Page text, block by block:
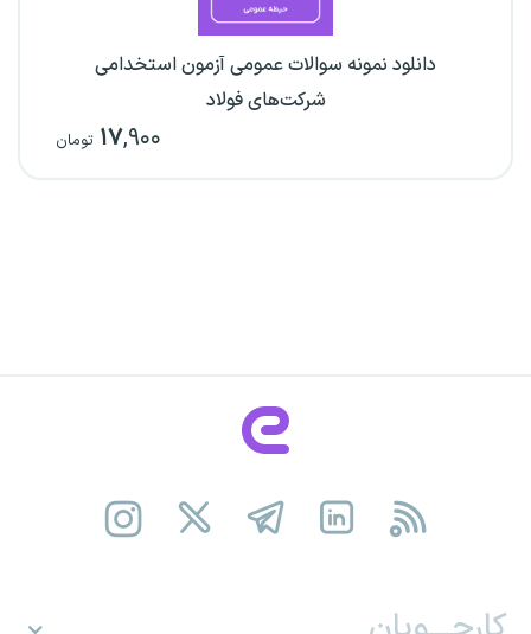
دانلود نمونه سوالات عمومی آزمون استخدامی
شرکت‌های فولاد
۱۷,۹۰۰ تومان